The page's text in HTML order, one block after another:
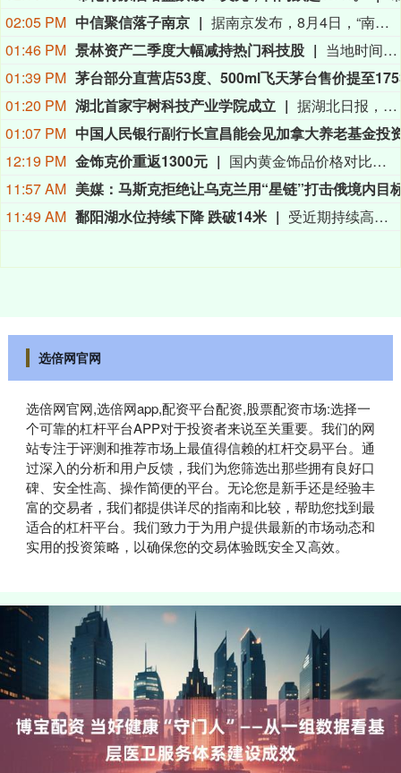
02:05 PM 中信聚信落子南京
据南京发布，8月4日，“南京聚信天晟股权投资合伙企业（有限合伙）”正式落地紫金山国际科创基金街区。基金规模10.01亿元，管理人为中信聚信（北京）资本管理有限公司，其向上穿透的实际控制人为中信集团，管理人整体管理规模超百亿元。该基金在2026紫金山创投大会上签约启动组建，将重点投向新一代信息技术、高端装备、新材料、新能源、生物医药及新消费等领域，为南京科创产业注入新的资本动能。
01:46 PM 景林资产二季度大幅减持热门科技股
当地时间8月7日，知名千亿级私募景林资产披露2026年二季度末最新美股持仓（13F）。二季度，景林资产清仓英伟达、META等热门科技股，大幅减持英特尔、网易、谷歌等标的；景林资产在二季度末的美股持仓市值从38.8亿美元大幅下降至21.9亿美元，降幅达43%。在大幅收缩多只原有持仓的同时，景林资产也对部分半导体产业链公司进行了布局，包括近期业绩超预期的美国光模块制造商AAOI（应用光电）。
01:39 PM
01:20 PM 湖北首家宇树科技产业学院成立
据湖北日报，8月7日，湖北省首家宇树科技产业学院在长江工程职业技术学院成立。据悉，“宇树科技产业学院”由宇树科技股份有限公司与长江工程职业技术学院共建，实行“企业专家任院长、校内教授任执行副院长”双院长制管理架构，聚焦机器人调试、运维、技术支持等市场紧缺岗位，精准培育紧缺人才。
01:07 PM
12:19 PM 金饰克价重返1300元
国内黄金饰品价格对比显示，国内多家品牌足金饰品价格重返1300元，其中周生生足金饰品报1315元/克，周大福报价1308元/克，老庙黄金报价1310元/克。
11:57 AM
11:49 AM 鄱阳湖水位持续下降 跌破14米 受近期持续高温天气影响，我国最大淡水湖鄱阳湖水位快速下降。截至8月8日8时，鄱阳湖标志性水文站星子站水位下降至13.97米，较昨日下降0.13米，鄱阳湖湖口站水位下降至13.84米，湖区两岸退水痕迹明显。（央视新闻）
选倍网官网
选倍网官网,选倍网app,配资平台配资,股票配资市场:选择一
个可靠的杠杆平台APP对于投资者来说至关重要。我们的网
站专注于评测和推荐市场上最值得信赖的杠杆交易平台。通
过深入的分析和用户反馈，我们为您筛选出那些拥有良好口
碑、安全性高、操作简便的平台。无论您是新手还是经验丰
富的交易者，我们都提供详尽的指南和比较，帮助您找到最
适合的杠杆平台。我们致力于为用户提供最新的市场动态和
实用的投资策略，以确保您的交易体验既安全又高效。